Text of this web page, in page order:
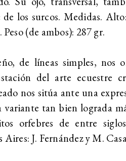
de los surcos. Medidas.
Peso (de ambos): 287 gr.
de líneas simples, nos
del arte ecuestre
nos sitúa ante una
variante tan bien lograda
orfebres de entre
Aires: J. Fernández y M.